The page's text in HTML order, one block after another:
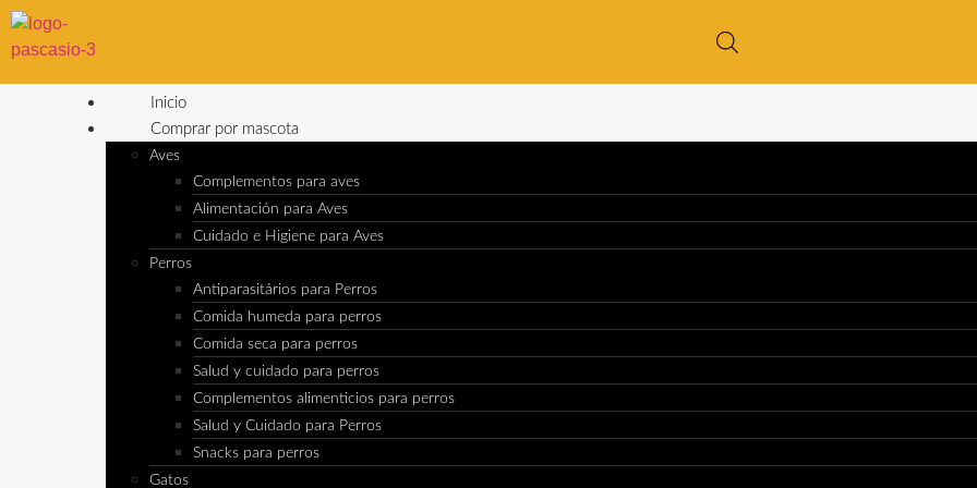
Inicio
Comprar por mascota
Aves
Complementos para aves
Alimentación para Aves
Cuidado e Higiene para Aves
Perros
Antiparasitários para Perros
Comida humeda para perros
Comida seca para perros
Salud y cuidado para perros
Complementos alimenticios para perros
Salud y Cuidado para Perros
Snacks para perros
Gatos